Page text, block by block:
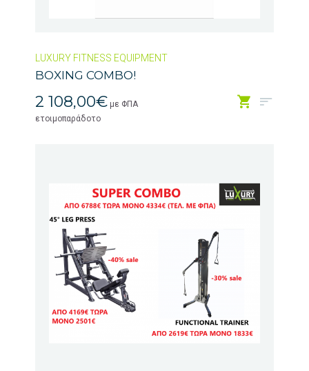
LUXURY FITNESS EQUIPMENT
BOXING COMBO!
2 108,00€ με ΦΠΑ
ετοιμοπαράδοτο